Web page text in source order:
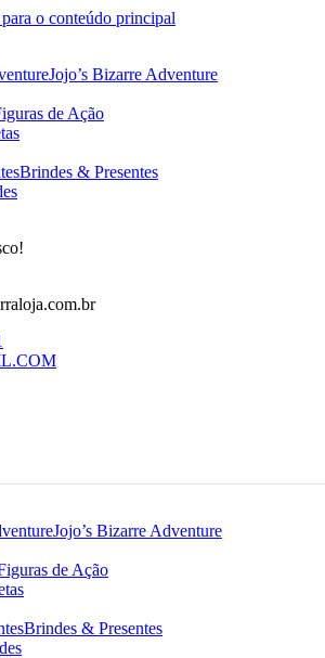
o conteúdo principal
Jojo’s Bizarre Adventure
de Ação
Brindes & Presentes
Jojo’s Bizarre Adventure
de Ação
Brindes & Presentes